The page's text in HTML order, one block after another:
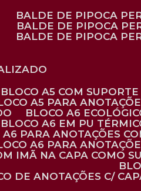
BALDE DE PIPOCA
BALDE DE PIPOCA
BALDE DE PIPOCA
BLOCO A5 COM
A5 PARA
BLOCO A6
BLOCO A6 EM PU
A6 PARA ANOTAÇÕES
A6 PARA
IMÃ NA CAPA COMO
DE ANOTAÇÕES C/